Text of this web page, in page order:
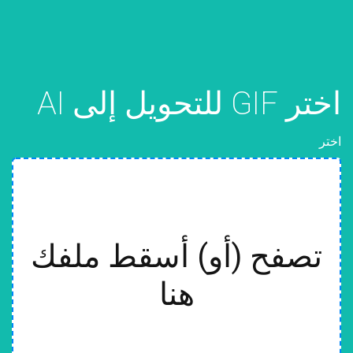
اختر GIF للتحويل إلى AI
اختر
تصفح (أو) أسقط ملفك
هنا